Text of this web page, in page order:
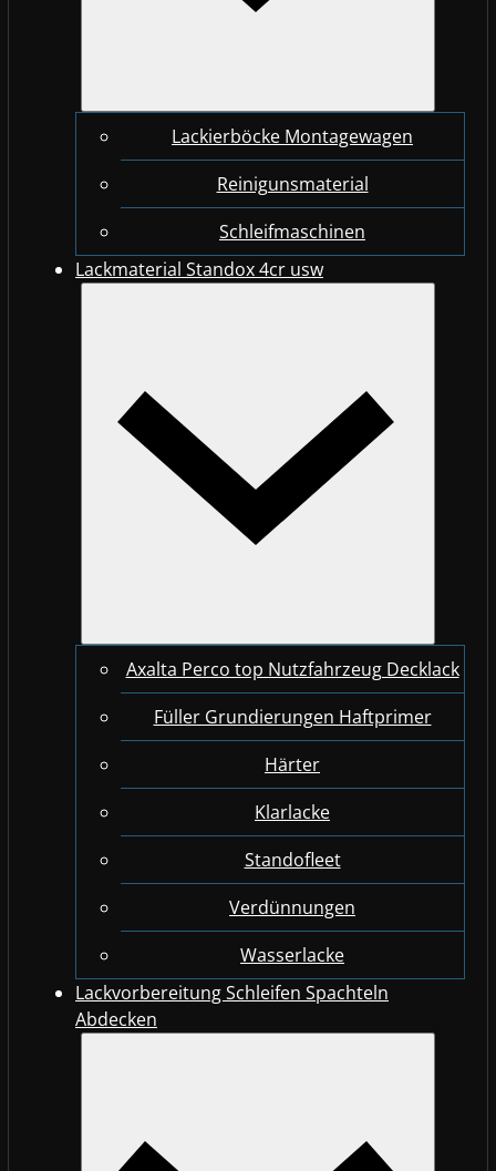
Lackierböcke Montagewagen
Reinigunsmaterial
Schleifmaschinen
Lackmaterial Standox 4cr usw
Axalta Perco top Nutzfahrzeug Decklack
Füller Grundierungen Haftprimer
Härter
Klarlacke
Standofleet
Verdünnungen
Wasserlacke
Lackvorbereitung Schleifen Spachteln
Abdecken